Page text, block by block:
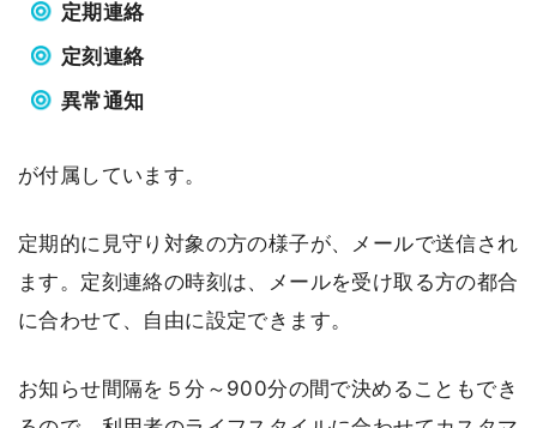
定期連絡
定刻連絡
異常通知
が付属しています。
定期的に見守り対象の方の様子が、メールで送信され
ます。定刻連絡の時刻は、メールを受け取る方の都合
に合わせて、自由に設定できます。
お知らせ間隔を５分～900分の間で決めることもでき